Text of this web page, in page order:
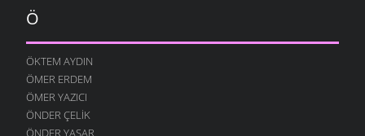
Ö
ÖKTEM AYDIN
ÖMER ERDEM
ÖMER YAZICI
ÖNDER ÇELIK
ÖNDER YAŞAR